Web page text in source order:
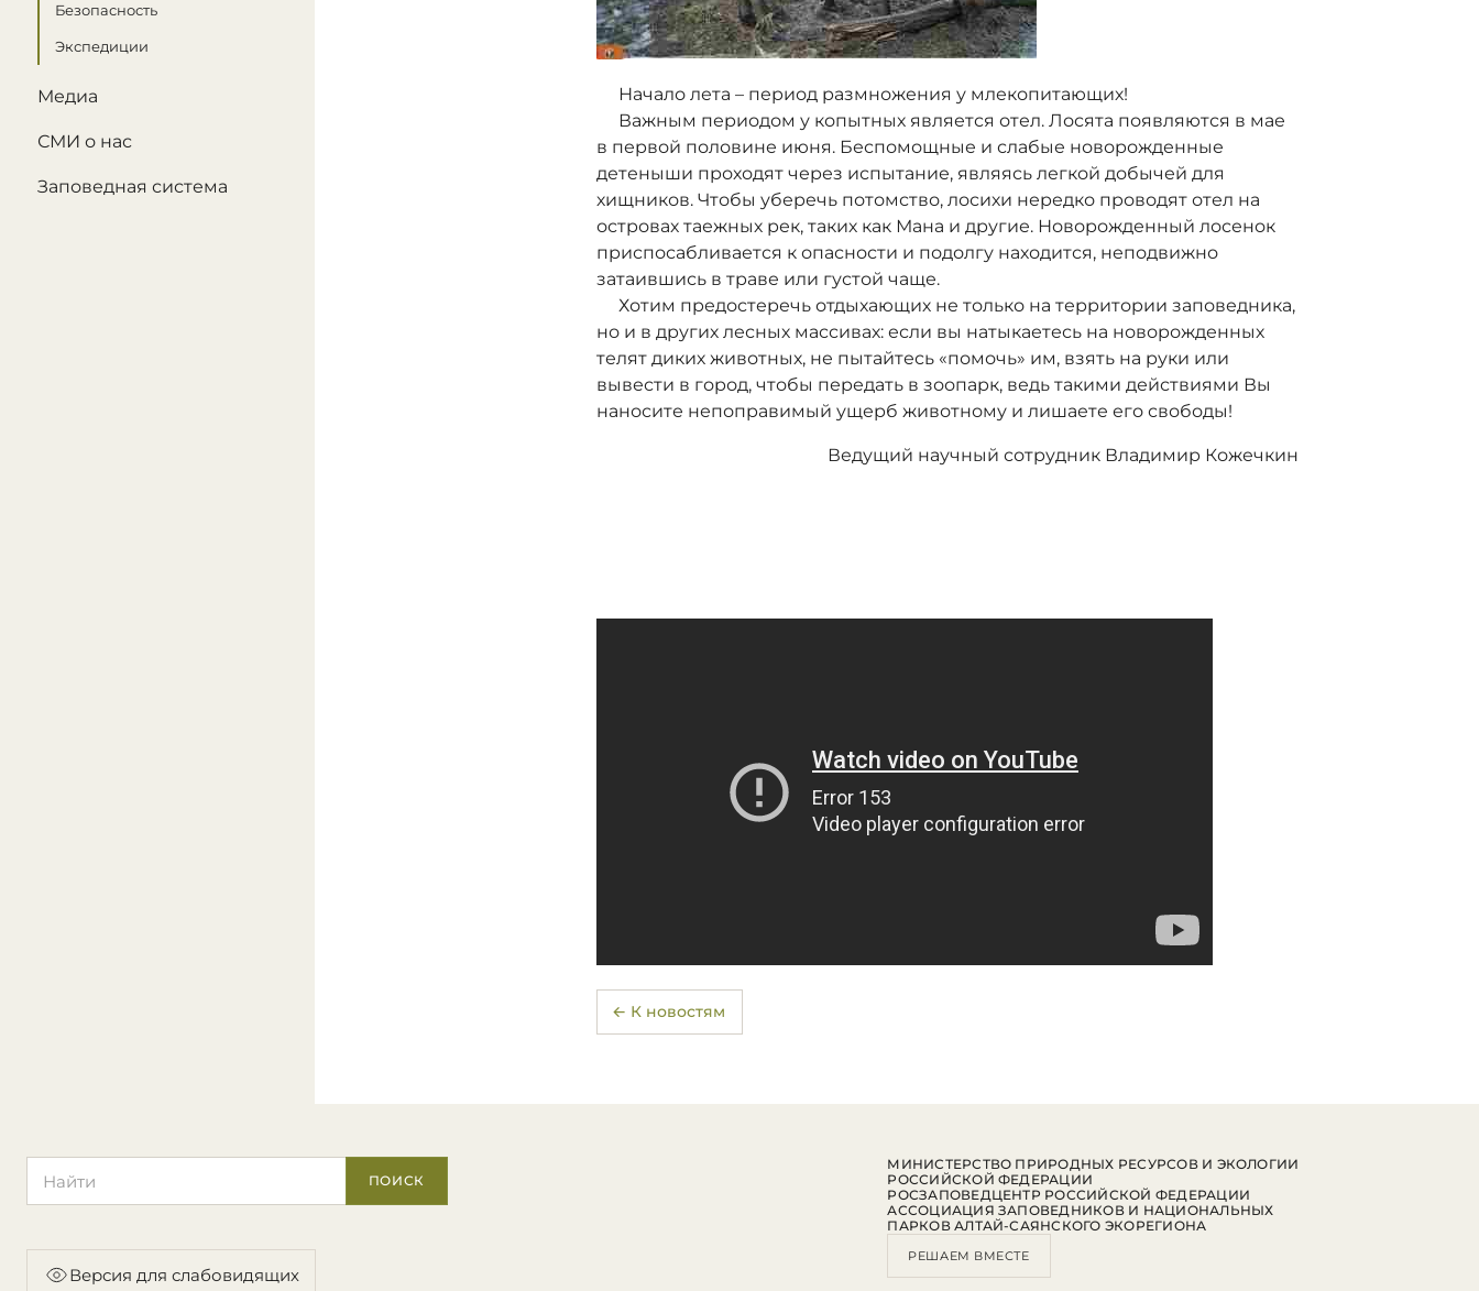
Безопасность
Экспедиции
Медиа
СМИ о нас
Заповедная система
Начало лета – период размножения у млекопитающих!
Важным периодом у копытных является отел. Лосята появляются в мае
в первой половине июня. Беспомощные и слабые новорожденные
детеныши проходят через испытание, являясь легкой добычей для
хищников. Чтобы уберечь потомство, лосихи нередко проводят отел на
островах таежных рек, таких как Мана и другие. Новорожденный лосенок
приспосабливается к опасности и подолгу находится, неподвижно
затаившись в траве или густой чаще.
Хотим предостеречь отдыхающих не только на территории заповедника,
но и в других лесных массивах: если вы натыкаетесь на новорожденных
телят диких животных, не пытайтесь «помочь» им, взять на руки или
вывести в город, чтобы передать в зоопарк, ведь такими действиями Вы
наносите непоправимый ущерб животному и лишаете его свободы!
Ведущий научный сотрудник Владимир Кожечкин
← К новостям
ПОИСК
Версия для слабовидящих
МИНИСТЕРСТВО ПРИРОДНЫХ РЕСУРСОВ И ЭКОЛОГИИ
РОССИЙСКОЙ ФЕДЕРАЦИИ
РОСЗАПОВЕДЦЕНТР РОССИЙСКОЙ ФЕДЕРАЦИИ
АССОЦИАЦИЯ ЗАПОВЕДНИКОВ И НАЦИОНАЛЬНЫХ
ПАРКОВ АЛТАЙ-САЯНСКОГО ЭКОРЕГИОНА
РЕШАЕМ ВМЕСТЕ